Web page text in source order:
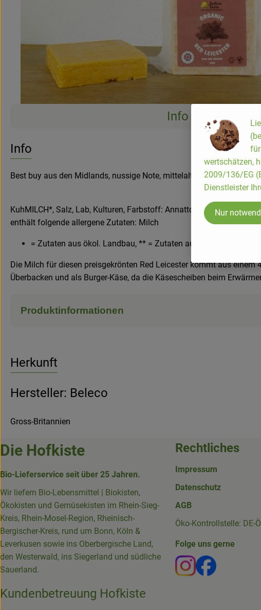
Info
Info
Best buy aus den Midlands, nussige Note, mittelalt und expressiv
KuhMILCH*, Salz, Lab, Kulturen, Farbstoff: Annatto (E 160b)
enthält folgende allergene Zutaten: Milch
= Zutaten aus ökol. Landbau, ** = Zutaten aus
Die Milch für diesen preisgekrönten Red Leicester kommt aus
Überbacken und als Burger-Käse, da die Käsescheiben beim
Produktinformationen
Herkunft
Hersteller: Beleco
Gross-Britannien
Die Hofkiste
Bio-Lieferservice seit über 25 Jahren.
Wir liefern Bio-Lebensmittel | Biokisten,
Ökokisten und Gemüsekisten im Rhein-Sieg-
Kreis, Rhein-Mosel-Region, Rheinisch-
Bergischer-Kreis, rund um Bonn, Köln &
Leverkusen sowie ins Oberbergische Land,
den Westerwald, ins Siegerland und südliche
Sauerland.
Kundenbetreuung Hofkiste
Rechtliches
Impressum
Datenschutz
AGB
Öko-Kontrollstelle: DE-
Folge uns gerne
Externer Link zu
Externer
wertschätzen,
2009/136/EG
Dienstleister
Nur